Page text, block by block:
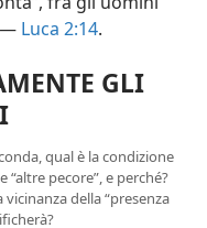
— Luca 2:14.
GLI
qual è la condizione
pecore”, e perché?
della “presenza